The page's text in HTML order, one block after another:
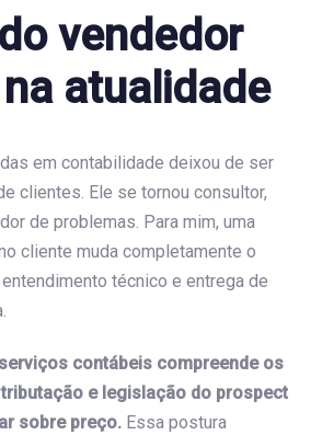
vendedor
atualidade
em contabilidade deixou de ser
clientes. Ele se tornou consultor,
de problemas. Para mim, uma
cliente muda completamente o
técnico e entrega de
contábeis compreende os
e legislação do prospect
sobre preço. Essa postura